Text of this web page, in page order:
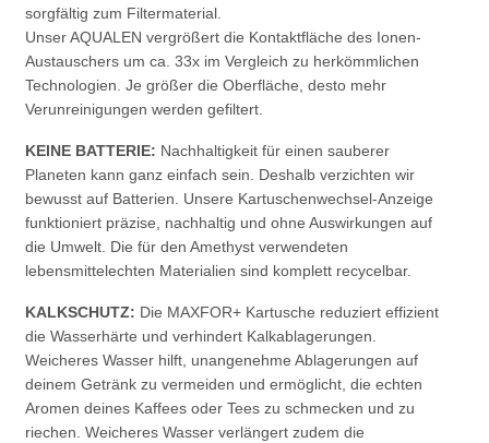
sorgfältig zum Filtermaterial.
Unser AQUALEN vergrößert die Kontaktfläche des Ionen-
Austauschers um ca. 33x im Vergleich zu herkömmlichen
Technologien. Je größer die Oberfläche, desto mehr
Verunreinigungen werden gefiltert.
KEINE BATTERIE: Nachhaltigkeit für einen sauberer
Planeten kann ganz einfach sein. Deshalb verzichten wir
bewusst auf Batterien. Unsere Kartuschenwechsel-Anzeige
funktioniert präzise, nachhaltig und ohne Auswirkungen auf
die Umwelt. Die für den Amethyst verwendeten
lebensmittelechten Materialien sind komplett recycelbar.
KALKSCHUTZ: Die MAXFOR+ Kartusche reduziert effizient
die Wasserhärte und verhindert Kalkablagerungen.
Weicheres Wasser hilft, unangenehme Ablagerungen auf
deinem Getränk zu vermeiden und ermöglicht, die echten
Aromen deines Kaffees oder Tees zu schmecken und zu
riechen. Weicheres Wasser verlängert zudem die